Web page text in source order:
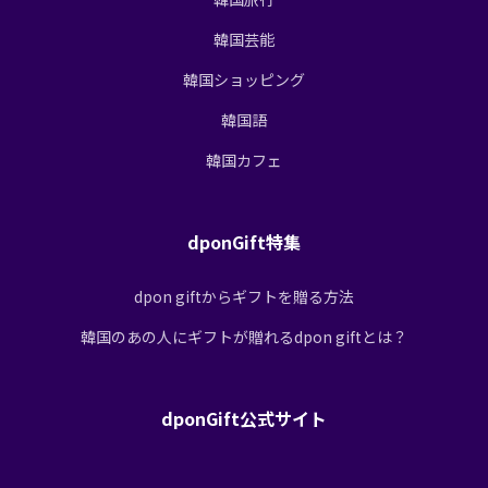
韓国芸能
韓国ショッピング
韓国語
韓国カフェ
dponGift特集
dpon giftからギフトを贈る方法
韓国のあの人にギフトが贈れるdpon giftとは？
dponGift公式サイト